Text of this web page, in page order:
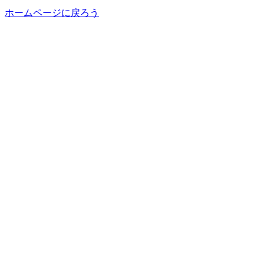
ホームページに戻ろう